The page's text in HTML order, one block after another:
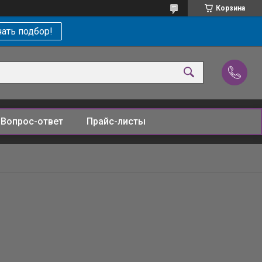
Корзина
подбор!
Вопрос-ответ Прайс-листы